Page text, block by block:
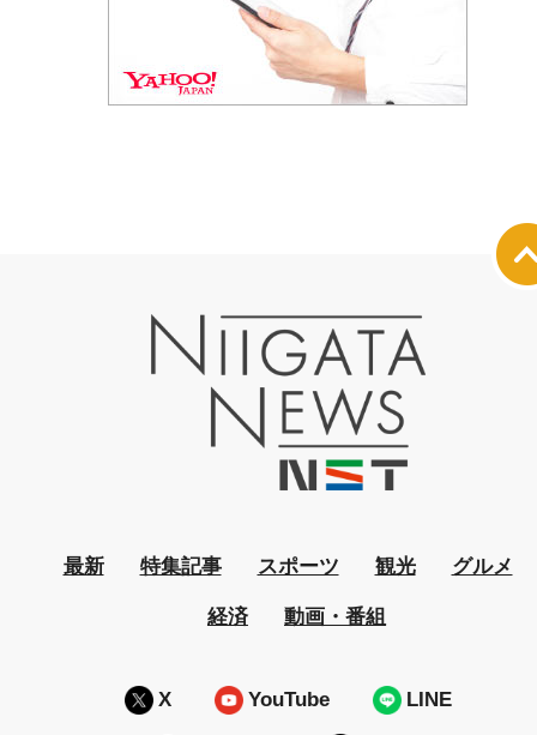
最新 特集記事 スポーツ 観光 グルメ
経済 動画・番組
X YouTube LINE